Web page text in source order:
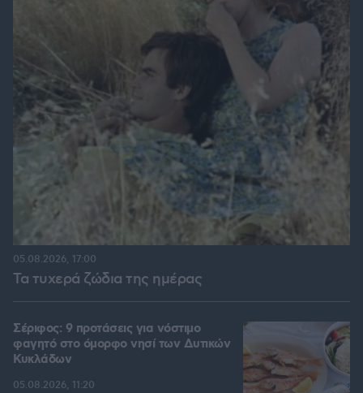
Τα τυχερά ζώδια της ημέρας
05.08.2026, 17:00
Σέριφος: 9 προτάσεις για νόστιμο
φαγητό στο όμορφο νησί των Δυτικών
Κυκλάδων
05.08.2026, 11:20